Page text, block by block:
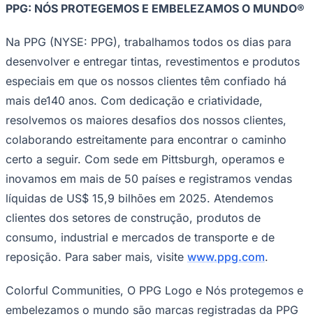
Palmeiras
PPG: NÓS PROTEGEMOS E EMBELEZAMOS O MUNDO®
Na PPG (NYSE: PPG), trabalhamos todos os dias para
desenvolver e entregar tintas, revestimentos e produtos
especiais em que os nossos clientes têm confiado há
mais de140 anos. Com dedicação e criatividade,
resolvemos os maiores desafios dos nossos clientes,
colaborando estreitamente para encontrar o caminho
certo a seguir. Com sede em Pittsburgh, operamos e
inovamos em mais de 50 países e registramos vendas
líquidas de US$ 15,9 bilhões em 2025. Atendemos
clientes dos setores de construção, produtos de
consumo, industrial e mercados de transporte e de
reposição. Para saber mais, visite www.ppg.com.
Colorful Communities, O PPG Logo e Nós protegemos e
embelezamos o mundo são marcas registradas da PPG